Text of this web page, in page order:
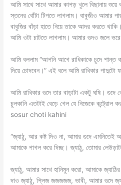
আমি সাথে সাথে আমার কাপড় খুলে বিছানায় শুয়ে
স্তনের বোঁটা টিপতে লাগলাম। বাবুজীও আমার
বাবুজির বাঁড়া হাতে নিয়ে তাকে আদর করতে
আমি ওটা চাটতে লাগলাম। আমার গুদও জলে ভরে
আমি বললাম “আপনি আগে রাধিকাকে চুদে
দিয়ে চোদবেন।” এই বলে আমি রাধিকার পাদুটো
আমি রাধিকার গুদে তার বাড়াটা একটু ঘষি।
চুলকানি এতটাই বেড়ে গেল যে নিজেকে
sosur choti kahini
“জ্যাঠু, আর কষ্ট দিও না, আমার গুদে এমনিতেই
আমাকে পাগল করে দিচ্ছ। জ্যাঠু, তোমার
জ্যাঠু, আমার সাথে হানিমুন করো, আমাকে
দাও জ্যাঠু, প্লিজ জজজজজ, ভাবী, আমার গুদে